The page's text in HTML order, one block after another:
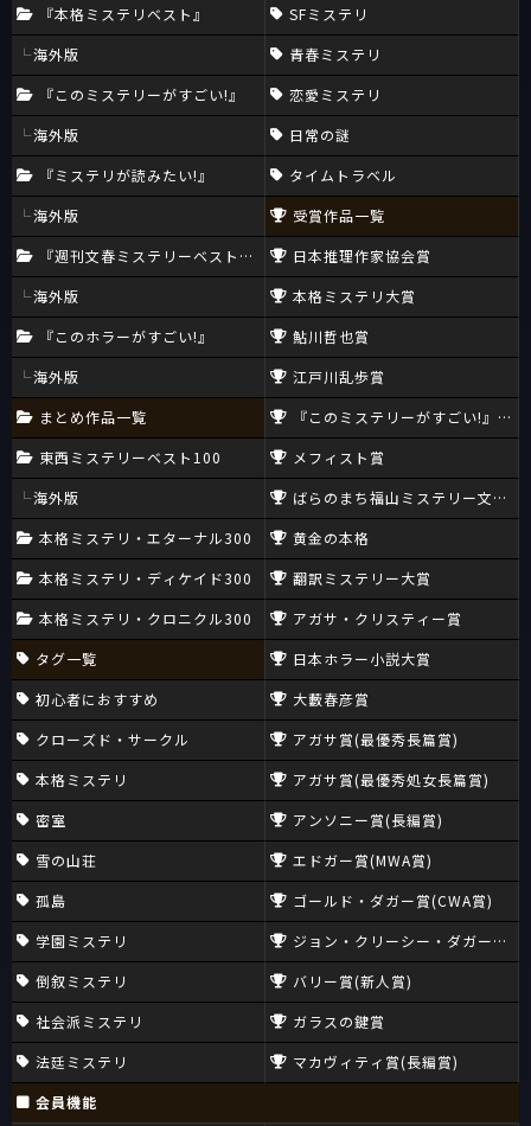
『本格ミステリベスト』
海外版
『このミステリーがすごい!』
海外版
『ミステリが読みたい!』
海外版
『週刊文春ミステリーベスト10』
海外版
『このホラーがすごい!』
海外版
まとめ作品一覧
東西ミステリーベスト100
海外版
本格ミステリ・エターナル300
本格ミステリ・ディケイド300
本格ミステリ・クロニクル300
タグ一覧
初心者におすすめ
クローズド・サークル
本格ミステリ
密室
雪の山荘
孤島
学園ミステリ
倒叙ミステリ
社会派ミステリ
法廷ミステリ
SFミステリ
青春ミステリ
恋愛ミステリ
日常の謎
タイムトラベル
受賞作品一覧
日本推理作家協会賞
本格ミステリ大賞
鮎川哲也賞
江戸川乱歩賞
『このミステリーがすごい!』大賞
メフィスト賞
ばらのまち福山ミステリー文学新
黄金の本格
翻訳ミステリー大賞
アガサ・クリスティー賞
日本ホラー小説大賞
大藪春彦賞
アガサ賞(最優秀長篇賞)
アガサ賞(最優秀処女長篇賞)
アンソニー賞(長編賞)
エドガー賞(MWA賞)
ゴールド・ダガー賞(CWA賞)
ジョン・クリーシー・ダガー賞
バリー賞(新人賞)
ガラスの鍵賞
マカヴィティ賞(長編賞)
会員機能